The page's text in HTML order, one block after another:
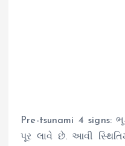
Pre-tsunami 4 signs:
પૂર લાવે છે. આવી